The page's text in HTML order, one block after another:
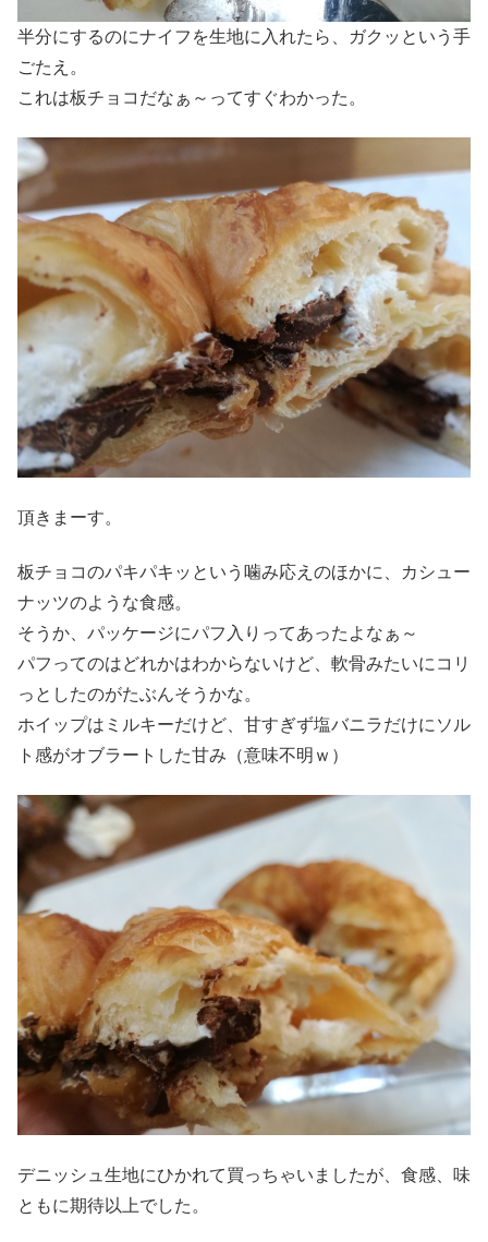
半分にするのにナイフを生地に入れたら、ガクッという手
ごたえ。
これは板チョコだなぁ～ってすぐわかった。
頂きまーす。
板チョコのパキパキッという噛み応えのほかに、カシュー
ナッツのような食感。
そうか、パッケージにパフ入りってあったよなぁ～
パフってのはどれかはわからないけど、軟骨みたいにコリ
っとしたのがたぶんそうかな。
ホイップはミルキーだけど、甘すぎず塩バニラだけにソル
ト感がオブラートした甘み（意味不明ｗ）
デニッシュ生地にひかれて買っちゃいましたが、食感、味
ともに期待以上でした。